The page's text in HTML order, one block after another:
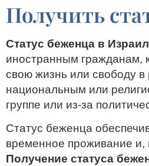
Получить
Статус беженца в
иностранным гражданам,
свою жизнь или свободу
национальным или
группе или из-за
Статус беженца
временное проживание и,
Получение статуса